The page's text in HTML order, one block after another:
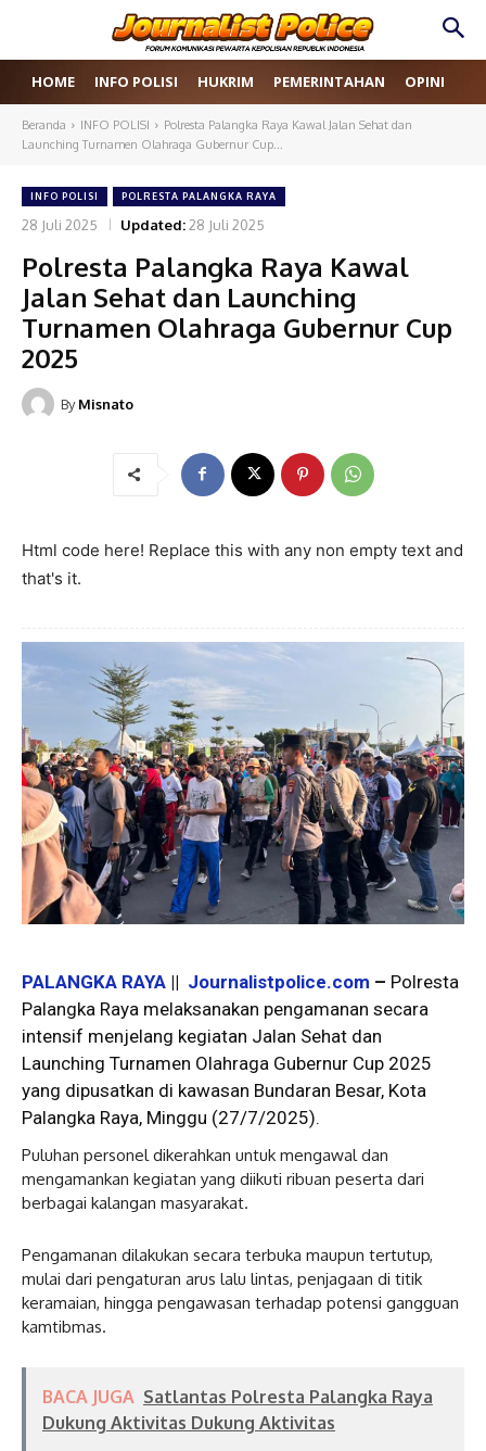
HOME INFO POLISI HUKRIM PEMERINTAHAN OPINI
Beranda INFO POLISI
Polresta Palangka Raya Kawal Jalan Sehat dan
Launching Turnamen Olahraga Gubernur Cup...
INFO POLISI POLRESTA PALANGKA RAYA
28 Juli 2025 Updated:28 Juli 2025
Polresta Palangka Raya Kawal
Jalan Sehat dan Launching
Turnamen Olahraga Gubernur Cup
2025
By Misnato
Html code here! Replace this with any non empty text and
that's it.
PALANGKA RAYA || Journalistpolice.com – Polresta
Palangka Raya melaksanakan pengamanan secara
intensif menjelang kegiatan Jalan Sehat dan
Launching Turnamen Olahraga Gubernur Cup 2025
yang dipusatkan di kawasan Bundaran Besar, Kota
Palangka Raya, Minggu (27/7/2025).
Puluhan personel dikerahkan untuk mengawal dan
mengamankan kegiatan yang diikuti ribuan peserta dari
berbagai kalangan masyarakat.
Pengamanan dilakukan secara terbuka maupun tertutup,
mulai dari pengaturan arus lalu lintas, penjagaan di titik
keramaian, hingga pengawasan terhadap potensi gangguan
kamtibmas.
BACA JUGA Satlantas Polresta Palangka Raya
Dukung Aktivitas Dukung Aktivitas